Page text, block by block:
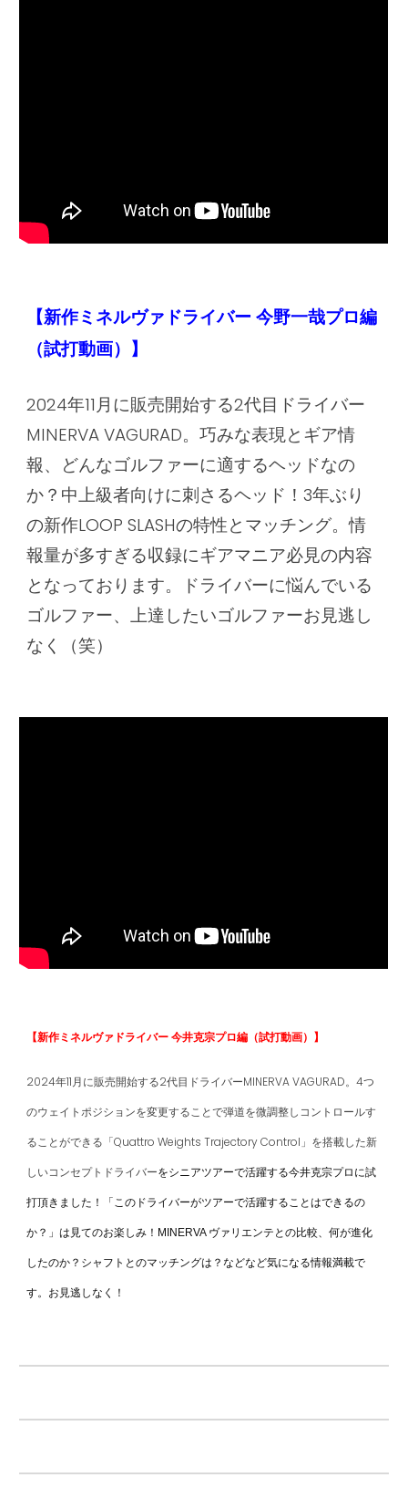
【新作ミネルヴァドライバー 今野一哉プロ編
（試打動画）】
2024年11月に販売開始する2代目ドライバー
MINERVA VAGURAD。巧みな表現とギア情
報、どんなゴルファーに適するヘッドなの
か？中上級者向けに刺さるヘッド！3年ぶり
の新作LOOP SLASHの特性とマッチング。情
報量が多すぎる収録にギアマニア必見の内容
となっております。ドライバーに悩んでいる
ゴルファー、上達したいゴルファーお見逃し
なく（笑）
【新作ミネルヴァドライバー 今井克宗プロ編（試打動画）】
2024年11月に販売開始する2代目ドライバーMINERVA VAGURAD。4つ
のウェイトポジションを変更することで弾道を微調整しコントロールす
ることができる「Quattro Weights Trajectory Control」を搭載した新
しいコンセプトドライバーをシニアツアーで活躍する今井克宗プロに試
打頂きました！「このドライバーがツアーで活躍することはできるの
か？」は見てのお楽しみ！MINERVA ヴァリエンテとの比較、何が進化
したのか？シャフトとのマッチングは？などなど気になる情報満載で
す。お見逃しなく！